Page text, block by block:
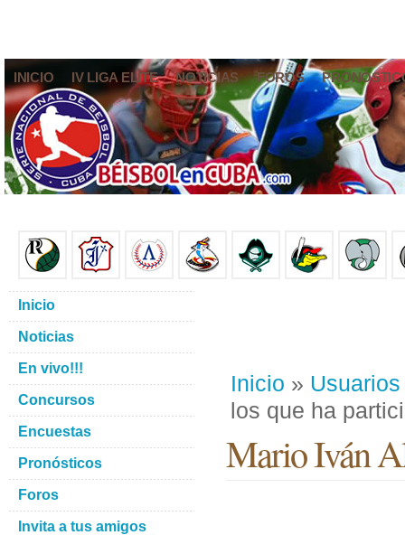
INICIO IV LIGA ELITE NOTICIAS FOROS
Inicio » Usuarios
los que ha
Mario Iván
Inicio
Noticias
En vivo!!!
Concursos
Encuestas
Pronósticos
Foros
Invita a tus amigos